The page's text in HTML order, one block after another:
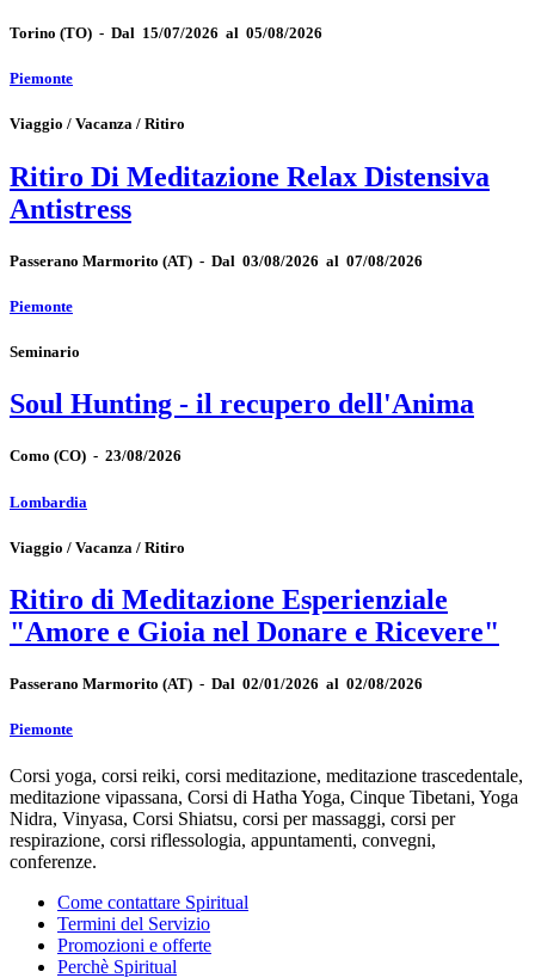
Torino (TO) - Dal 15/07/2026 al 05/08/2026
Piemonte
Viaggio / Vacanza / Ritiro
Ritiro Di Meditazione Relax Distensiva
Antistress
Passerano Marmorito (AT) - Dal 03/08/2026 al 07/08/2026
Piemonte
Seminario
Soul Hunting - il recupero dell'Anima
Como (CO) - 23/08/2026
Lombardia
Viaggio / Vacanza / Ritiro
Ritiro di Meditazione Esperienziale
"Amore e Gioia nel Donare e Ricevere"
Passerano Marmorito (AT) - Dal 02/01/2026 al 02/08/2026
Piemonte
Corsi yoga, corsi reiki, corsi meditazione, meditazione trascedentale,
meditazione vipassana, Corsi di Hatha Yoga, Cinque Tibetani, Yoga
Nidra, Vinyasa, Corsi Shiatsu, corsi per massaggi, corsi per
respirazione, corsi riflessologia, appuntamenti, convegni,
conferenze.
Come contattare Spiritual
Termini del Servizio
Promozioni e offerte
Perchè Spiritual